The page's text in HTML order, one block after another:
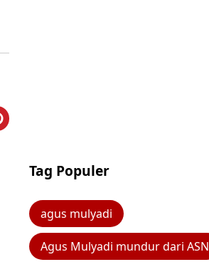
Tag Populer
agus mulyadi
Agus Mulyadi mundur dari ASN